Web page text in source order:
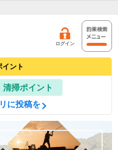
ログイン
ント
清掃ポイント
に投稿を